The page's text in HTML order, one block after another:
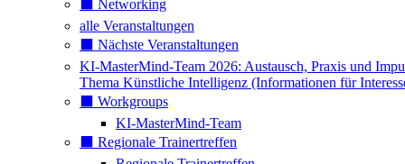
⬛️ Networking
alle Veranstaltungen
⬛️ Nächste Veranstaltungen
KI-MasterMind-Team 2026: Austausch, Praxis und
Thema Künstliche Intelligenz (Informationen für
⬛️ Workgroups
KI-MasterMind-Team
⬛️ Regionale Trainertreffen